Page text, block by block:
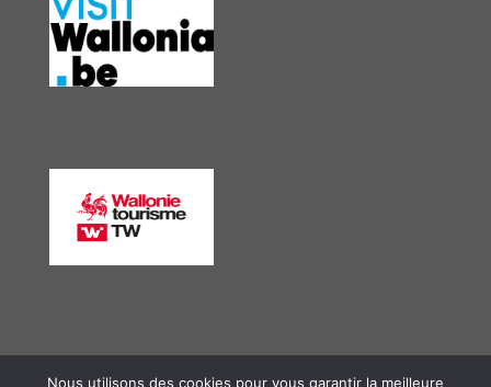
Nous utilisons des cookies pour vous garantir la meilleure